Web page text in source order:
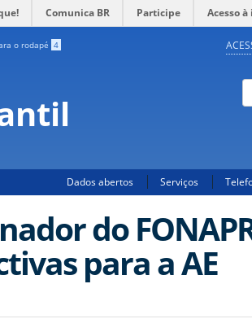
Comunica BR Participe Acesso
o rodapé 4
Dados abertos Serviços
do
para a AE